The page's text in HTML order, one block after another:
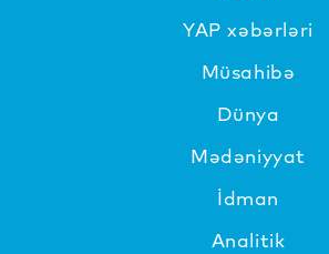
YAP xəbərləri
Müsahibə
Dünya
Mədəniyyat
İdman
Analitik